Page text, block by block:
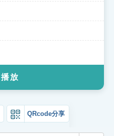
播放
QRcode分享